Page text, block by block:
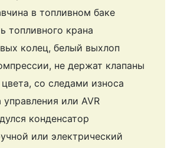
в топливном баке
топливного крана
колец, белый выхлоп
не держат клапаны
со следами износа
управления или AVR
конденсатор
или электрический